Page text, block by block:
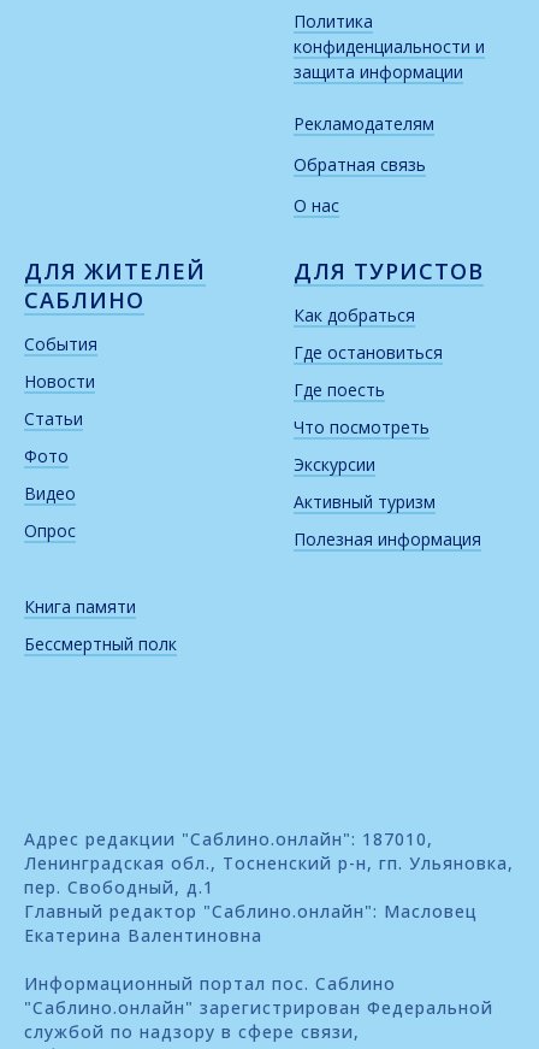
Политика
конфиденциальности и
защита информации
Рекламодателям
Обратная связь
О нас
ДЛЯ ЖИТЕЛЕЙ
САБЛИНО
События
Новости
Статьи
Фото
Видео
Опрос
Книга памяти
Бессмертный полк
ДЛЯ ТУРИСТОВ
Как добраться
Где остановиться
Где поесть
Что посмотреть
Экскурсии
Активный туризм
Полезная информация
Адрес редакции "Саблино.онлайн": 187010,
Ленинградская обл., Тосненский р-н, гп. Ульяновка,
пер. Свободный, д.1
Главный редактор "Саблино.онлайн": Масловец
Екатерина Валентиновна
Информационный портал пос. Саблино
"Саблино.онлайн" зарегистрирован Федеральной
службой по надзору в сфере связи,